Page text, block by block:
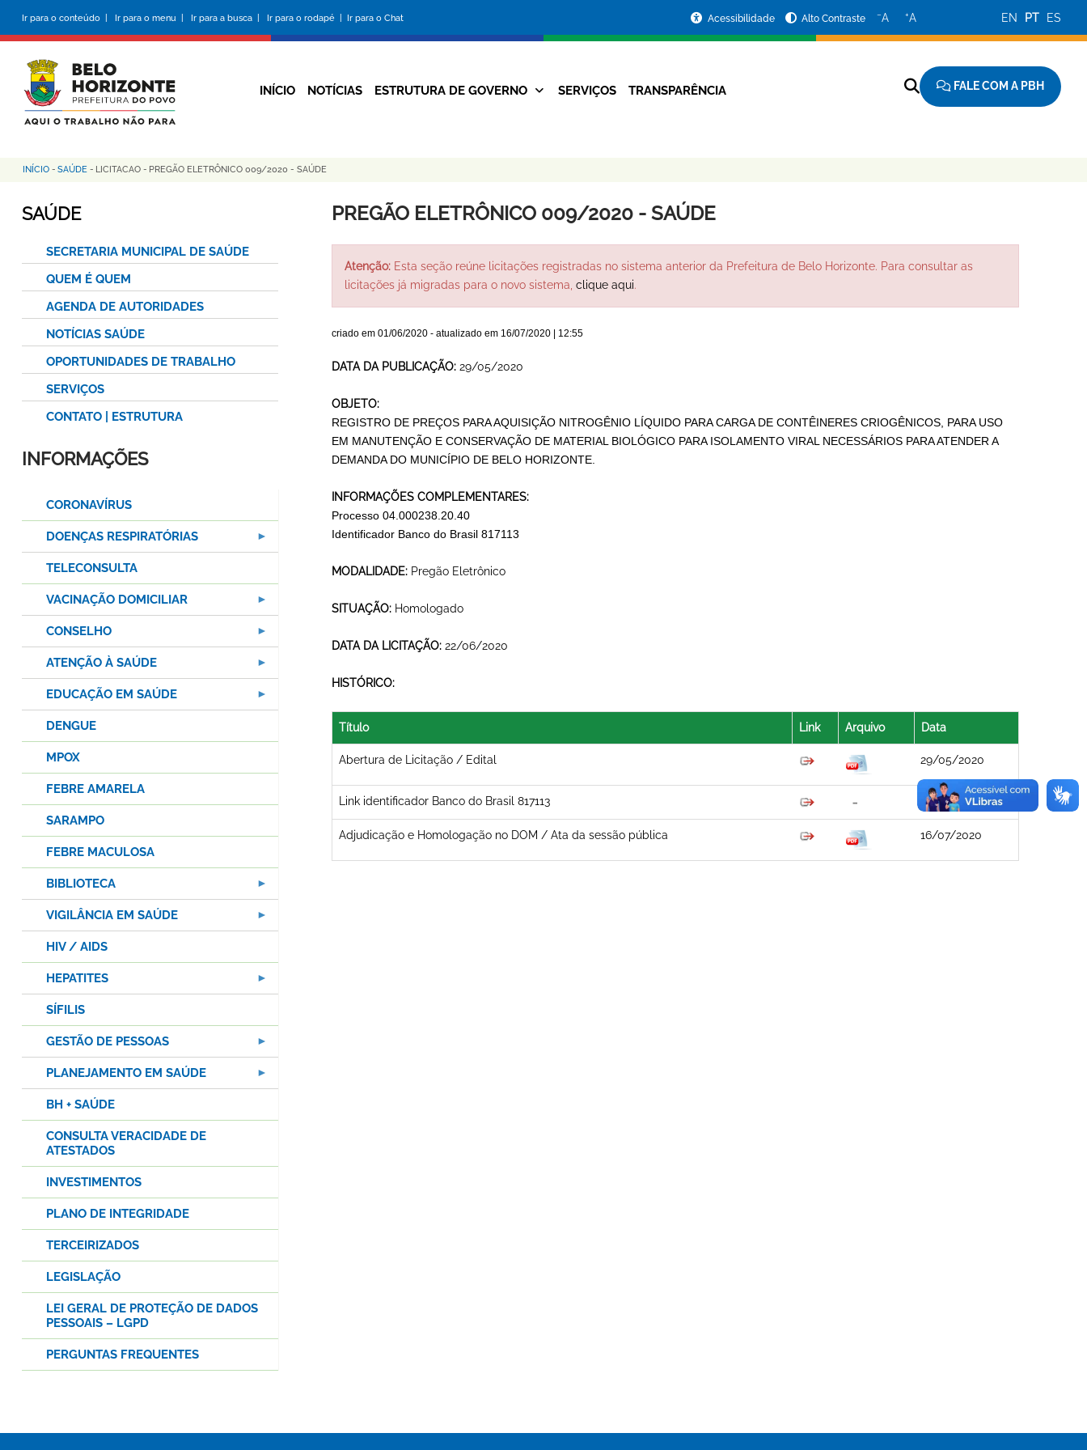
conteúdo
principal
Ir para o conteúdo | Ir para o menu | Ir para a busca | Ir para o rodapé | Ir para o Chat
da
Prefeitura
Acessibilidade Alto Contraste −A +A EN PT ES
Navegação
INÍCIO NOTÍCIAS ESTRUTURA DE GOVERNO SERVIÇOS TRANSPARÊNCIA FALE COM A PBH
Trilha
de
INÍCIO - SAÚDE - LICITACAO - PREGÃO ELETRÔNICO 009/2020 - SAÚDE
PREGÃO ELETRÔNICO 009/2020 - SAÚDE
Atenção:Esta seção reúne licitações registradas no sistema anterior da Prefeitura de Belo Horizonte. Para consultar as
licitações já migradas para o novo sistema, clique aqui.
criado em 01/06/2020- atualizado em 16/07/2020 | 12:55
DATA DA PUBLICAÇÃO: 29/05/2020
OBJETO:
REGISTRO DE PREÇOS PARA AQUISIÇÃO NITROGÊNIO LÍQUIDO PARA CARGA DE CONTÊINERES CRIOGÊNICOS, PARA USO
EM MANUTENÇÃO E CONSERVAÇÃO DE MATERIAL BIOLÓGICO PARA ISOLAMENTO VIRAL NECESSÁRIOS PARA ATENDER A
DEMANDA DO MUNICÍPIO DE BELO HORIZONTE.
INFORMAÇÕES COMPLEMENTARES:
Processo 04.000238.20.40
Identificador Banco do Brasil 817113
MODALIDADE: Pregão Eletrônico
SITUAÇÃO: Homologado
DATA DA LICITAÇÃO: 22/06/2020
HISTÓRICO:
Título Link Arquivo Data
Abertura de Licitação / Edital 29/05/2020
Link identificador Banco do Brasil 817113 29/05/2020
Adjudicação e Homologação no DOM / Ata da sessão pública 16/07/2020
SAÚDE
SECRETARIA MUNICIPAL DE SAÚDE
QUEM É QUEM
AGENDA DE AUTORIDADES
NOTÍCIAS SAÚDE
OPORTUNIDADES DE TRABALHO
SERVIÇOS
CONTATO | ESTRUTURA
INFORMAÇÕES
CORONAVÍRUS
DOENÇAS RESPIRATÓRIAS
TELECONSULTA
VACINAÇÃO DOMICILIAR
CONSELHO
ATENÇÃO À SAÚDE
EDUCAÇÃO EM SAÚDE
DENGUE
MPOX
FEBRE AMARELA
SARAMPO
FEBRE MACULOSA
BIBLIOTECA
VIGILÂNCIA EM SAÚDE
HIV / AIDS
HEPATITES
SÍFILIS
GESTÃO DE PESSOAS
PLANEJAMENTO EM SAÚDE
BH + SAÚDE
CONSULTA VERACIDADE DE
ATESTADOS
INVESTIMENTOS
PLANO DE INTEGRIDADE
TERCEIRIZADOS
LEGISLAÇÃO
LEI GERAL DE PROTEÇÃO DE DADOS
PESSOAIS – LGPD
PERGUNTAS FREQUENTES